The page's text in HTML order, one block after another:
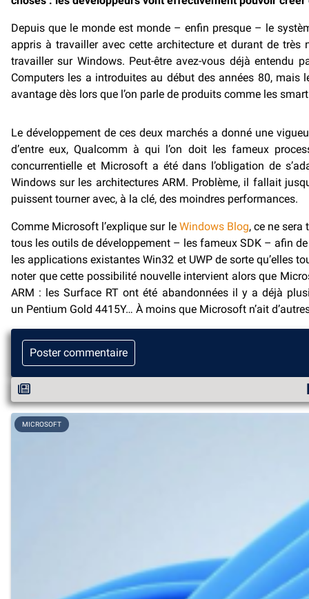
Depuis que le monde est monde – enfin presque – le
appris à travailler avec cette architecture et durant de très
travailler sur Windows. Peut-être avez-vous déjà entendu
Computers les a introduites au début des années 80,
avantage dès lors que l’on parle de produits comme les
Le développement de ces deux marchés a donné une
d’entre eux, Qualcomm à qui l’on doit les fameux
concurrentielle et Microsoft a été dans l’obligation de
Windows sur les architectures ARM. Problème, il fallait
puissent tourner avec, à la clé, des moindres performances.
Comme Microsoft l’explique sur le Windows Blog, ce ne
tous les outils de développement – les fameux SDK – afin
les applications existantes Win32 et UWP de sorte qu’elles
noter que cette possibilité nouvelle intervient alors que
ARM : les Surface RT ont été abandonnées il y a déjà
un Pentium Gold 4415Y… À moins que Microsoft n’ait
Poster commentaire
MICROSOFT